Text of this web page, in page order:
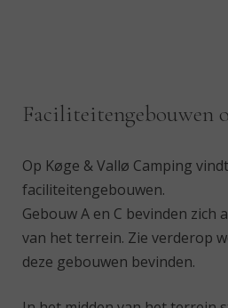
Faciliteitengebouwen
Op Køge & Vallø Camping
faciliteitengebouwen.
Gebouw A en C bevinden zich
van het terrein. Zie verderop
deze gebouwen bevinden.